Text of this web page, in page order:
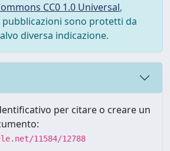
CC0 1.0 Universal,
sono protetti da
diversa indicazione.
per citare o creare un
11584/12788